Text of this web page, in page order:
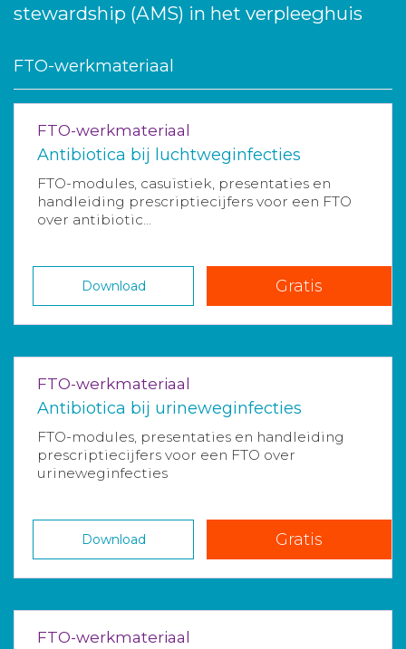
stewardship (AMS) in het verpleeghuis
FTO-werkmateriaal
FTO-werkmateriaal
Antibiotica bij luchtweginfecties
FTO-modules, casuïstiek, presentaties en
handleiding prescriptiecijfers voor een FTO
over antibiotic...
Download Gratis
FTO-werkmateriaal
Antibiotica bij urineweginfecties
FTO-modules, presentaties en handleiding
prescriptiecijfers voor een FTO over
urineweginfecties
Download Gratis
FTO-werkmateriaal